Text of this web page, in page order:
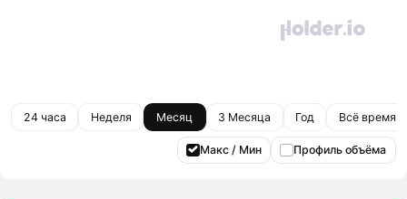
24 часа Неделя Месяц 3 Месяца Год Всё время
Макс / Мин Профиль объёма